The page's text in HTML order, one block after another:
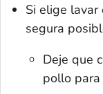
Si elige
segura
Deje que
pollo para